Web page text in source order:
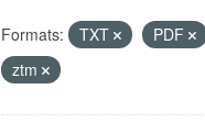
Formats: TXT PDF
ztm